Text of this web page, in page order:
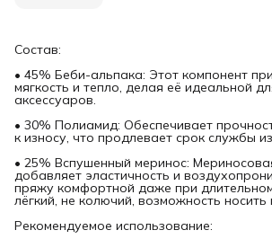
Состав:
• 45% Беби-альпака: Этот компонент
мягкость и тепло, делая её идеальной
аксессуаров.
• 30% Полиамид: Обеспечивает
к износу, что продлевает срок службы
• 25% Вспушенный меринос:
добавляет эластичность и
пряжу комфортной даже при
лёгкий, не колючий, возможность
Рекомендуемое использование: